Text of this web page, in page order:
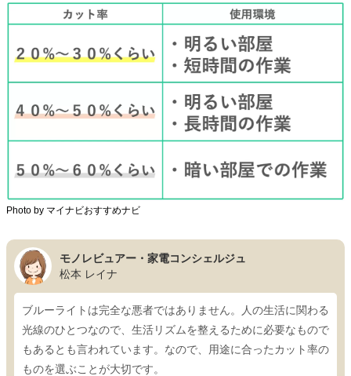
Photo by マイナビおすすめナビ
モノレビュアー・家電コンシェルジュ
松本 レイナ
ブルーライトは完全な悪者ではありません。人の生活に関わる
光線のひとつなので、生活リズムを整えるために必要なもので
もあるとも言われています。なので、用途に合ったカット率の
ものを選ぶことが大切です。